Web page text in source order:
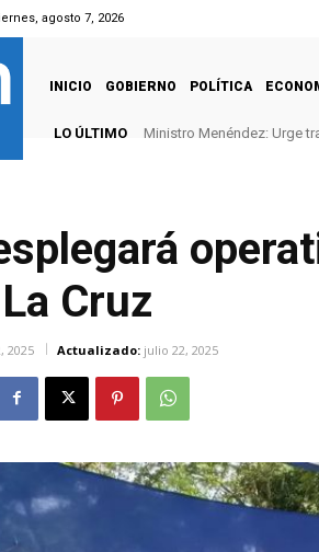
agosto 7, 2026
INICIO GOBIERNO POLÍTICA
LO ÚLTIMO Ministro Menéndez: Urge
Cruz
2025 Actualizado: julio 22, 2025